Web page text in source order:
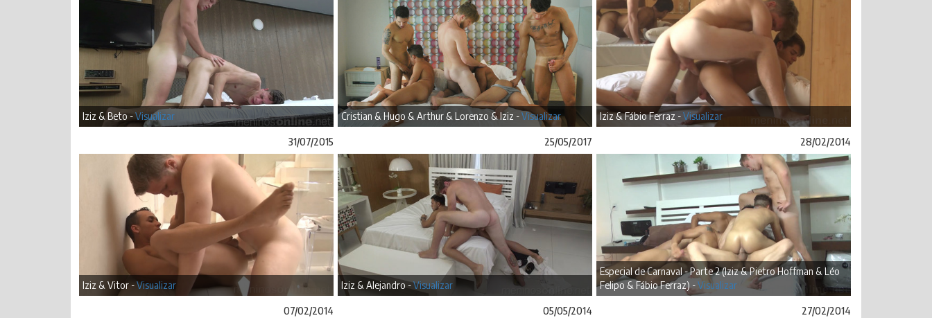
Iziz & Beto -Visualizar Cristian & Hugo & Arthur & Lorenzo & Iziz -Visualizar Iziz & Fábio Ferraz -Visualizar
31/07/2015
Iziz & Vitor -Visualizar
25/05/2017
Iziz & Alejandro -Visualizar
28/02/2014
Especial de Carnaval - Parte 2 (Iziz & Pietro Hoffman & Léo
Felipo & Fábio Ferraz) -Visualizar
07/02/2014 05/05/2014 27/02/2014